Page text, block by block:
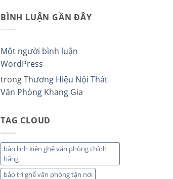
Cho
Trung
Doanh
Nghiệp.
Văn
Phòng
Tận
Kho
Tại
luận
ở
Ghế
Trẻ
Em
Giá
Rẻ
Không?
Mẫu
Đẹp
Nay
BÌNH LUẬN GẦN ĐÂY
Một người bình luận
WordPress
trongThương Hiệu Nội Thất
Văn Phòng Khang Gia
TAG CLOUD
bàn linh kiện ghế văn phòng chính
hãng
bảo trì ghế văn phòng tận nơi